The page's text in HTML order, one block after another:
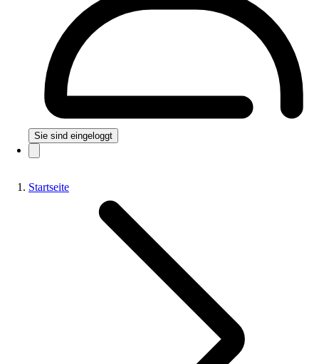
Sie sind eingeloggt
Startseite